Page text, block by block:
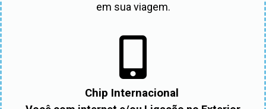
em sua viagem.
Chip Internacional